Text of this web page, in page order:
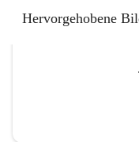
Hervorgehobene